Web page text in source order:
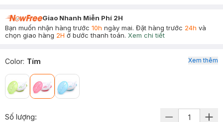
Giao Nhanh Miễn Phí 2H
Bạn muốn nhận hàng trước 10h ngày mai. Đặt hàng trước 24h và
chọn giao hàng 2H ở bước thanh toán. Xem chi tiết
Color: Tím Xem thêm
Số lượng: